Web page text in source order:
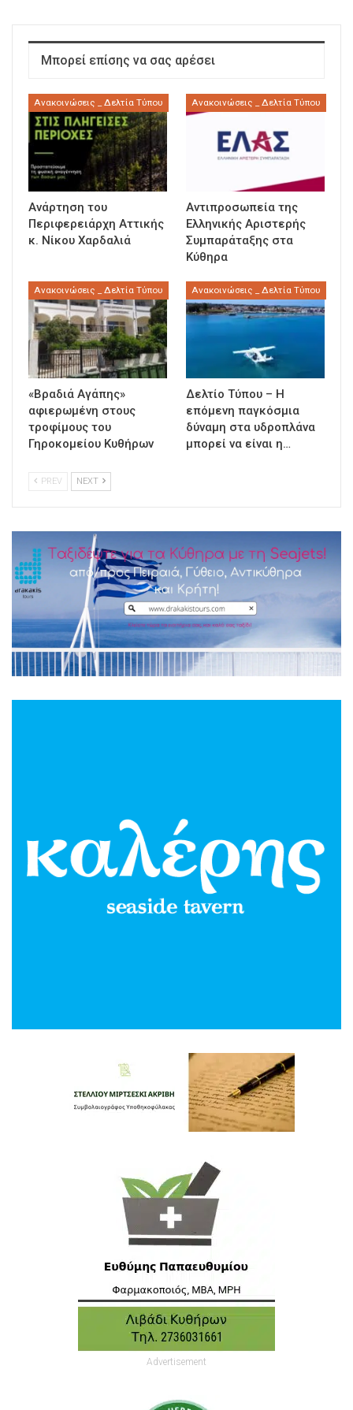
Μπορεί επίσης να σας αρέσει
Ανακοινώσεις _ Δελτία Τύπου
Ανάρτηση του
Περιφερειάρχη Αττικής
κ. Νίκου Χαρδαλιά
Ανακοινώσεις _ Δελτία Τύπου
Αντιπροσωπεία της
Ελληνικής Αριστερής
Συμπαράταξης στα
Κύθηρα
Ανακοινώσεις _ Δελτία Τύπου
«Βραδιά Αγάπης»
αφιερωμένη στους
τροφίμους του
Γηροκομείου Κυθήρων
Ανακοινώσεις _ Δελτία Τύπου
Δελτίο Τύπου – Η
επόμενη παγκόσμια
δύναμη στα υδροπλάνα
μπορεί να είναι η…
PREV NEXT
Advertisement